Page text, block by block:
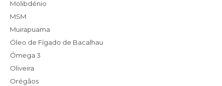
Molibdénio
MSM
Muirapuama
Óleo de Fígado de Bacalhau
Ómega 3
Oliveira
Orégãos